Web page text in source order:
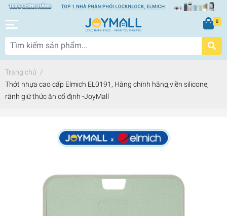
0
Trang chủ /
Thớt nhựa cao cấp Elmich EL0191, Hàng chính hãng,viền silicone,
rãnh giữ thức ăn cố định -JoyMall